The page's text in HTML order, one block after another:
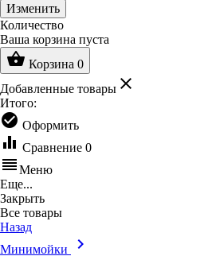
Изменить
Количество
Ваша корзина пуста
shopping_basket Корзина 0
Добавленные товары clear
Итого:
check_circle Оформить
equalizer Сравнение 0
reorderМеню
Еще...
Закрыть
Все товары
Назад
Минимойки
keyboard_arrow_right